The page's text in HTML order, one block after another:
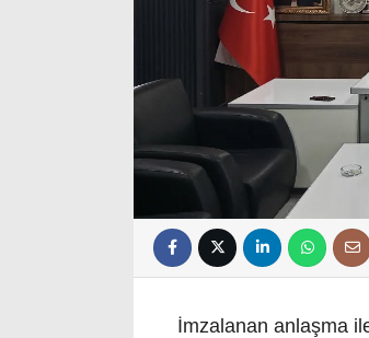
İmzalanan anlaşma